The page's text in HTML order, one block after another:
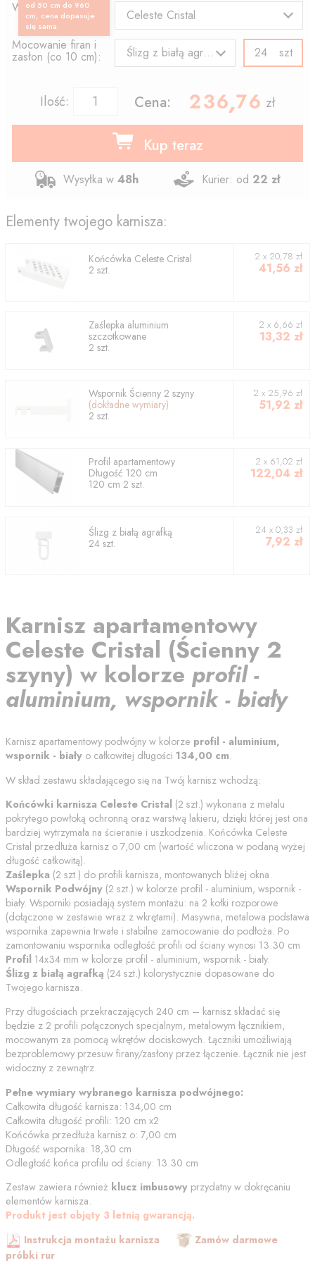
Wzór końcówki:
Celeste Cristal
Mocowanie firan i
zasłon (co 10 cm): Ślizg z białą agrafką szt
Ilość: Cena: , zł
Kup teraz
Wysyłka w 48h Kurier: od 22 zł
od 50 cm do 960
cm, cena dopasuje
się sama.
Elementy twojego karnisza:
Końcówka Celeste Cristal
2 szt.
2 x 20,78 zł
41,56 zł
Zaślepka aluminium
szczotkowane
2 szt.
2 x 6,66 zł
13,32 zł
Wspornik Ścienny 2 szyny
(dokładne wymiary)
2 szt.
2 x 25,96 zł
51,92 zł
Profil apartamentowy
Długość 120 cm
120 cm 2 szt.
2 x 61,02 zł
122,04 zł
Ślizg z białą agrafką
24 szt.
24 x 0,33 zł
7,92 zł
Karnisz apartamentowy
Celeste Cristal (Ścienny 2
szyny) w kolorze profil -
aluminium, wspornik - biały
Karnisz apartamentowy podwójny w kolorze profil - aluminium,
wspornik - biały o całkowitej długości 134,00 cm.
W skład zestawu składającego się na Twój karnisz wchodzą:
Końcówki karnisza Celeste Cristal (2 szt.) wykonana z metalu
pokrytego powłoką ochronną oraz warstwą lakieru, dzięki której jest ona
bardziej wytrzymała na ścieranie i uszkodzenia. Końcówka Celeste
Cristal przedłuża karnisz o 7,00 cm (wartość wliczona w podaną wyżej
długość całkowitą).
Zaślepka (2 szt.) do profili karnisza, montowanych bliżej okna.
Wspornik Podwójny (2 szt.) w kolorze profil - aluminium, wspornik -
biały. Wsporniki posiadają system montażu: na 2 kołki rozporowe
(dołączone w zestawie wraz z wkrętami). Masywna, metalowa podstawa
wspornika zapewnia trwałe i stabilne zamocowanie do podłoża. Po
zamontowaniu wspornika odległość profili od ściany wynosi 13.30 cm
Profil 14x34 mm w kolorze profil - aluminium, wspornik - biały.
Ślizg z białą agrafką (24 szt.) kolorystycznie dopasowane do
Twojego karnisza.
Przy długościach przekraczających 240 cm – karnisz składać się
będzie z 2 profili połączonych specjalnym, metalowym łącznikiem,
mocowanym za pomocą wkrętów dociskowych. Łączniki umożliwiają
bezproblemowy przesuw firany/zasłony przez łączenie. Łącznik nie jest
widoczny z zewnątrz.
Pełne wymiary wybranego karnisza podwójnego:
Całkowita długość karnisza: 134,00 cm
Całkowita długość profili: 120 cm x2
Końcówka przedłuża karnisz o: 7,00 cm
Długość wspornika: 18,30 cm
Odległość końca profilu od ściany: 13.30 cm
Zestaw zawiera również klucz imbusowy przydatny w dokręcaniu
elementów karnisza.
Produkt jest objęty 3 letnią gwarancją.
Instrukcja montażu karnisza
Zamów darmowe
próbki rur